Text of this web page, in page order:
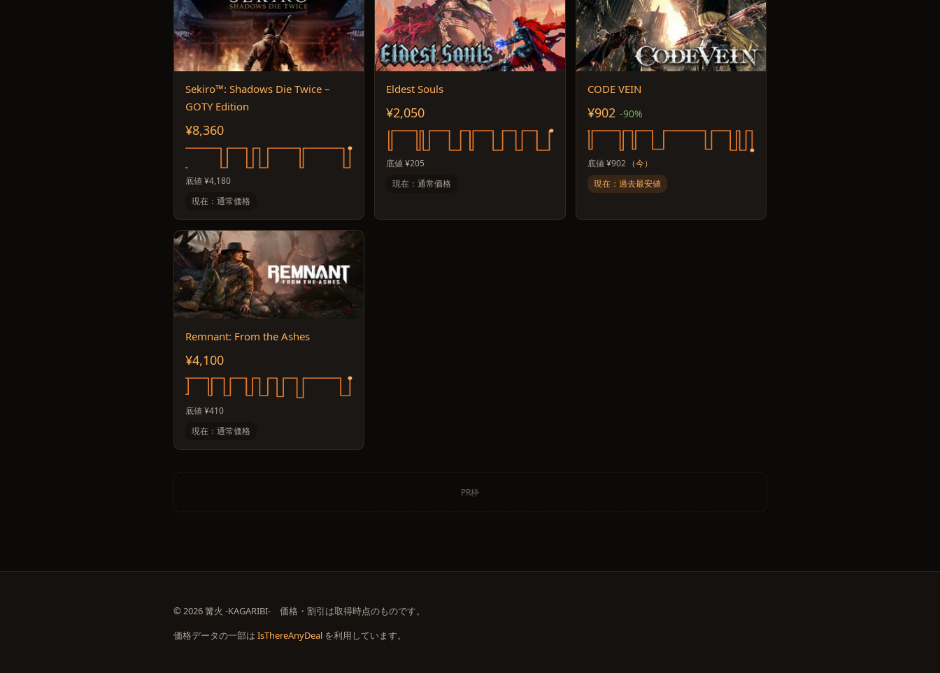
Sekiro™: Shadows Die Twice –
GOTY Edition
¥8,360
底値 ¥4,180
現在：通常価格
Eldest Souls
¥2,050
底値 ¥205
現在：通常価格
CODE VEIN
¥902 -90%
底値 ¥902 （今）
現在：過去最安値
Remnant: From the Ashes
¥4,100
底値 ¥410
現在：通常価格
PR枠
© 2026 篝火 -KAGARIBI- 価格・割引は取得時点のものです。
価格データの一部は IsThereAnyDeal を利用しています。